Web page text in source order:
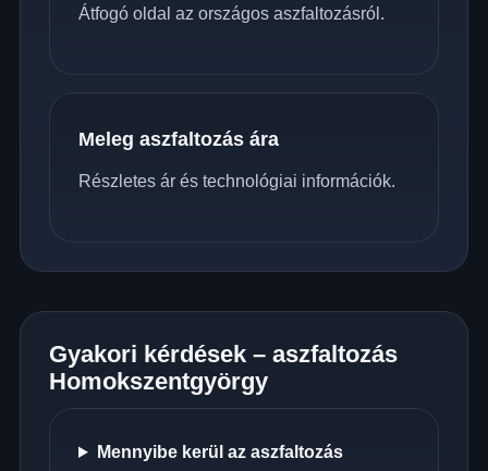
Átfogó oldal az országos aszfaltozásról.
Meleg aszfaltozás ára
Részletes ár és technológiai információk.
Gyakori kérdések – aszfaltozás
Homokszentgyörgy
Mennyibe kerül az aszfaltozás